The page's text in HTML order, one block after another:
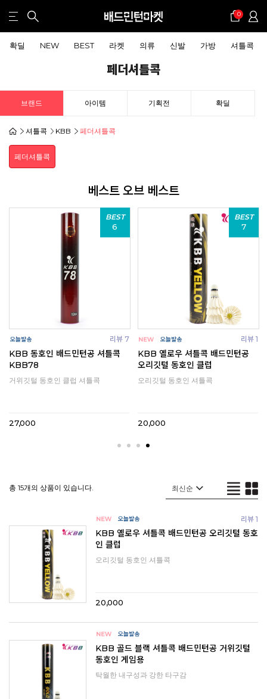
0
확딜 NEW BEST 라켓 의류 신발 가방 셔틀콕
페더셔틀콕
브랜드 아이템 기획전 확딜
셔틀콕 KBB 페더셔틀콕
페더셔틀콕
베스트 오브 베스트
BEST
6
리뷰 7
KBB 동호인 배드민턴공 셔틀콕
KBB78
거위깃털 동호인 클럽 셔틀콕
27,000
BEST
7
리뷰 1
KBB 옐로우 셔틀콕 배드민턴공
오리깃털 동호인 클럽
오리깃털 동호인 셔틀콕
20,000
총 15개의 상품이 있습니다.
리뷰 1
KBB 옐로우 셔틀콕 배드민턴공 오리깃털 동호
인 클럽
오리깃털 동호인 셔틀콕
20,000
KBB 골드 블랙 셔틀콕 배드민턴공 거위깃털
동호인 게임용
탁월한 내구성과 강한 타구감